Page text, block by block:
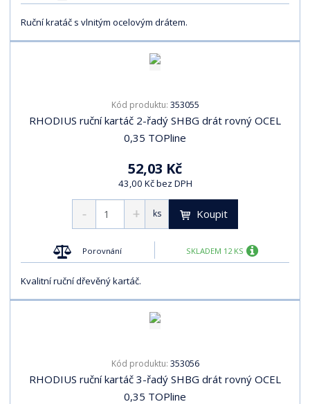
Ruční kratáč s vlnitým ocelovým drátem.
Kód produktu: 353055
RHODIUS ruční kartáč 2-řadý SHBG drát rovný OCEL
0,35 TOPline
52,03 Kč
43,00 Kč bez DPH
ks Koupit
Porovnání SKLADEM 12 KS
Kvalitní ruční dřevěný kartáč.
Kód produktu: 353056
RHODIUS ruční kartáč 3-řadý SHBG drát rovný OCEL
0,35 TOPline